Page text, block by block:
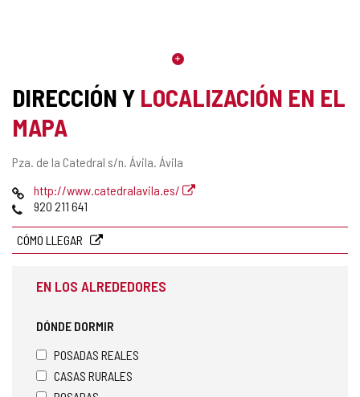
DIRECCIÓN Y LOCALIZACIÓN EN EL
MAPA
Dirección
Pza. de la Catedral s/n. Ávila. Ávila
Página
Web
http://www.catedralavila.es/
Teléfonos
920 211 641
CÓMO LLEGAR
EN LOS ALREDEDORES
DÓNDE DORMIR
POSADAS REALES
CASAS RURALES